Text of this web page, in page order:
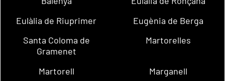
Eulàlia de Riuprimer
Eugènia de Berga
Santa Coloma de
Gramenet
Martorelles
Martorell
Marganell